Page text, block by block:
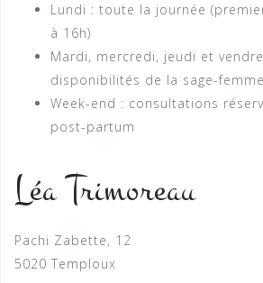
Lundi : toute la journée
à 16h)
Mardi, mercredi, jeudi et
disponibilités de la sage-femme
Week-end : consultations
post-partum
Léa Trimoreau
Pachi Zabette, 12
5020 Temploux